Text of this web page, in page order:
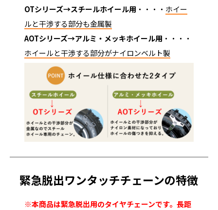
OTシリーズ→スチールホイール用 ・・・・ ホイー
ルと干渉する部分も金属製
AOTシリーズ→アルミ・メッキホイール用 ・・・・
ホイールと干渉する部分がナイロンベルト製
緊急脱出ワンタッチチェーンの特徴
※本商品は緊急脱出用のタイヤチェーンです。長距